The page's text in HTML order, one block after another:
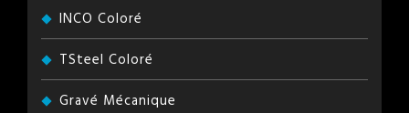
INCO Coloré
TSteel Coloré
Gravé Mécanique